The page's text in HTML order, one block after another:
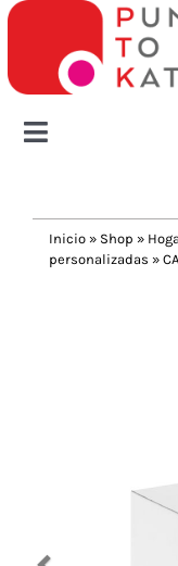
Saltar
contenido
Toggle
Tazas y botellas
Navidad 🎄 Invierno
Inicio » Shop »
personalizadas »